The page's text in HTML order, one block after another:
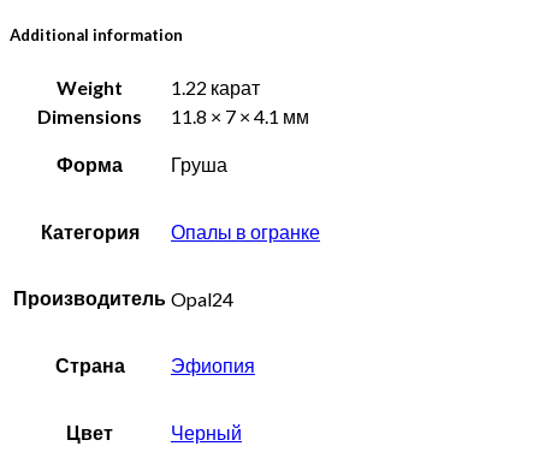
Additional information
Weight
1.22 карат
Dimensions
11.8 × 7 × 4.1 мм
Форма Груша
Категория Опалы в огранке
Производитель Opal24
Страна Эфиопия
Цвет Черный